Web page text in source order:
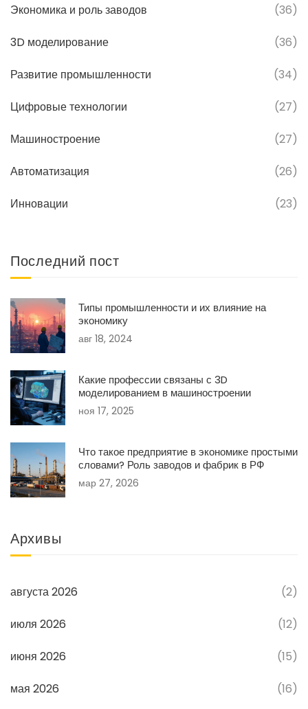
Экономика и роль заводов (36)
3D моделирование (36)
Развитие промышленности (34)
Цифровые технологии (27)
Машиностроение (27)
Автоматизация (26)
Инновации (23)
Последний пост
Типы промышленности и их влияние на
экономику
авг 18, 2024
Какие профессии связаны с 3D
моделированием в машиностроении
ноя 17, 2025
Что такое предприятие в экономике простыми
словами? Роль заводов и фабрик в РФ
мар 27, 2026
Архивы
августа 2026 (2)
июля 2026 (12)
июня 2026 (15)
мая 2026 (16)